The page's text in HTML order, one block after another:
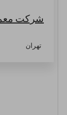
شرکت
تهران